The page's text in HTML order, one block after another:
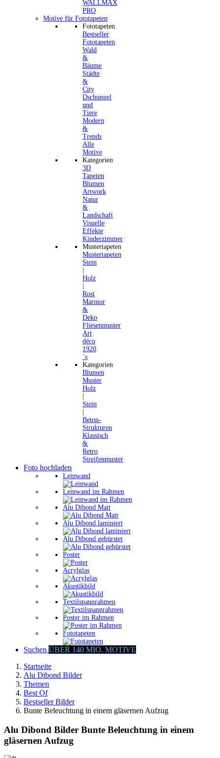
Motive für Fototapeten
Fototapeten
Bestseller
Fototapeten
Wald
&
Bäume
Städte
&
City
Dschungel
und
Tiere
Modern
&
Trends
Alle
Motive
Kategorien
3D
Tapeten
Blumen
Artwork
Natur
&
Landschaft
Visuelle
Effekte
Kinderzimmer
Mustertapeten
Mustertapeten
Stein
Holz
Rost
Marmor
&
Deko
Fliesenmuster
Art
déco
1920
´s
Kategorien
Blumen
Muster
Holz
Stein
Beton-
Strukturen
Klassisch
&
Retro
Streifenmuster
Foto hochladen
Leinwand
Leinwand im Rahmen
Alu Dibond Matt
Alu Dibond laminiert
Alu Dibond gebürstet
Poster
Acrylglas
Akustikbild
Textilspannrahmen
Poster im Rahmen
Fototapeten
Suchen ÜBER 140 MIO. MOTIVE
Startseite
Alu Dibond Bilder
Themen
Best Of
Bestseller Bilder
Bunte Beleuchtung in einem gläsernen Aufzug
Alu Dibond Bilder Bunte Beleuchtung in einem
gläsernen Aufzug